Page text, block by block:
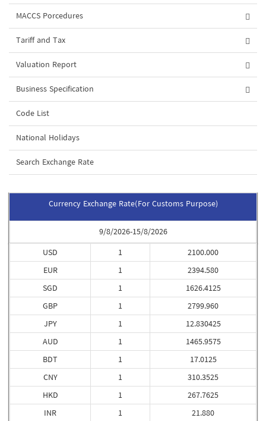
MACCS Porcedures
Tariff and Tax
Valuation Report
Business Specification
Code List
National Holidays
Search Exchange Rate
Currency Exchange Rate(For Customs Purpose)
9/8/2026-15/8/2026
USD
EUR
SGD
GBP
JPY
AUD
BDT
CNY
HKD
INR
1
1
1
1
1
1
1
1
1
1
2100.000
2394.580
1626.4125
2799.960
12.830425
1465.9575
17.0125
310.3525
267.7625
21.880